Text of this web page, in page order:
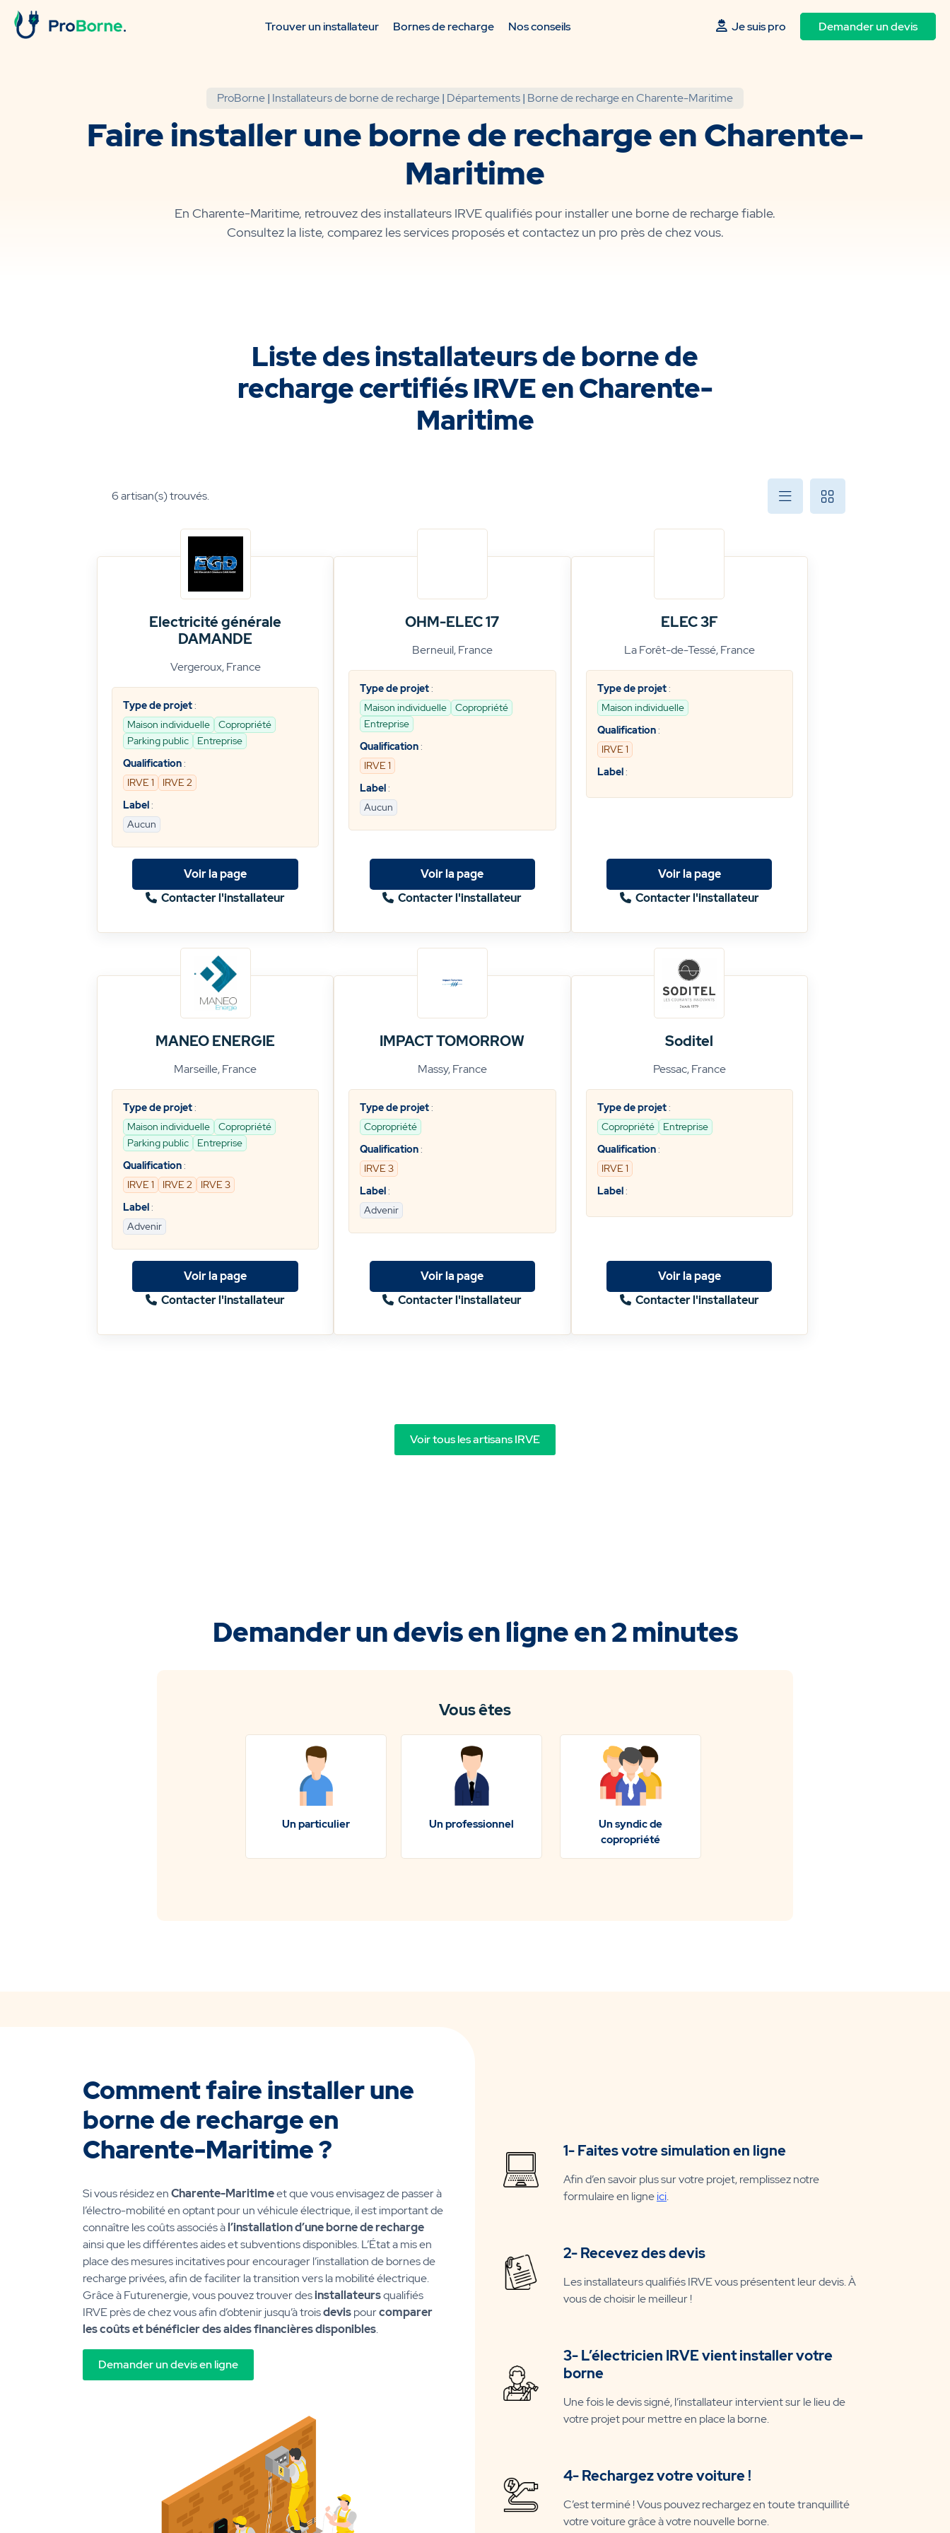
Trouver un installateur Bornes de recharge Nos conseils Je suis pro Demander un devis
ProBorne| Installateurs de borne de recharge| Départements| Borne de recharge en Charente-Maritime
Faire installer une borne de recharge en Charente-
Maritime
En Charente-Maritime, retrouvez des installateurs IRVE qualifiés pour installer une borne de recharge fiable.
Consultez la liste, comparez les services proposés et contactez un pro près de chez vous.
Liste des installateurs de borne de
recharge certifiés IRVE en Charente-
Maritime
6artisan(s) trouvés.
Electricité générale
DAMANDE
Vergeroux, France
Type de projet:
Maison individuelle
Copropriété
Parking public
Entreprise
Qualification:
IRVE 1
IRVE 2
Label:
Aucun
Voir la page
Contacter l'installateur
OHM-ELEC 17
Berneuil, France
Type de projet:
Maison individuelle
Copropriété
Entreprise
Qualification:
IRVE 1
Label:
Aucun
Voir la page
Contacter l'installateur
ELEC 3F
La Forêt-de-Tessé, France
Type de projet:
Maison individuelle
Qualification:
IRVE 1
Label:
Voir la page
Contacter l'installateur
MANEO ENERGIE
Marseille, France
Type de projet:
Maison individuelle
Copropriété
Parking public
Entreprise
Qualification:
IRVE 1
IRVE 2
IRVE 3
Label:
Advenir
Voir la page
Contacter l'installateur
IMPACT TOMORROW
Massy, France
Type de projet:
Copropriété
Qualification:
IRVE 3
Label:
Advenir
Voir la page
Contacter l'installateur
Soditel
Pessac, France
Type de projet:
Copropriété
Entreprise
Qualification:
IRVE 1
Label:
Voir la page
Contacter l'installateur
Voir tous les artisans IRVE
Demander un devis en ligne en 2 minutes
Vous êtes
Un particulier Un professionnel
Un syndic de
copropriété
Comment faire installer une
borne de recharge en
Charente-Maritime ?
Si vous résidez enCharente-Maritimeet que vous envisagez de passer à
l’électro-mobilité en optant pour un véhicule électrique, il est important de
connaître les coûts associés àl’installation d’une borne de recharge
ainsi que les différentes aides et subventions disponibles. L’État a mis en
place des mesures incitatives pour encourager l’installation de bornes de
recharge privées, afin de faciliter la transition vers la mobilité électrique.
Grâce à Futurenergie, vous pouvez trouver desinstallateursqualifiés
IRVE près de chez vous afin d’obtenir jusqu’à troisdevispourcomparer
les coûts et bénéficier des aides financières disponibles.
Demander un devis en ligne
1- Faites votre simulation en ligne
Afin d’en savoir plus sur votre projet, remplissez notre
formulaire en ligneici.
2- Recevez des devis
Les installateurs qualifiés IRVE vous présentent leur devis. À
vous de choisir le meilleur !
3- L’électricien IRVE vient installer votre
borne
Une fois le devis signé, l’installateur intervient sur le lieu de
votre projet pour mettre en place la borne.
4- Rechargez votre voiture !
C’est terminé ! Vous pouvez rechargez en toute tranquillité
votre voiture grâce à votre nouvelle borne.